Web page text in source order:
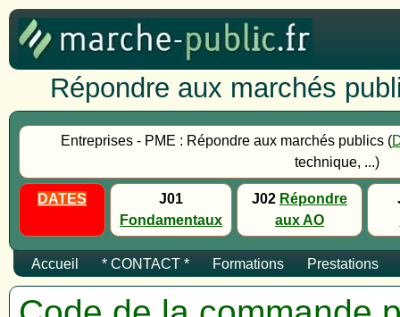
Répondre aux marchés
Entreprises - PME : Répondre aux marchés publics (
technique, ...)
DATES
J01
Fondamentaux
J02 Répondre
aux AO
Accueil * CONTACT * Formations Prestations